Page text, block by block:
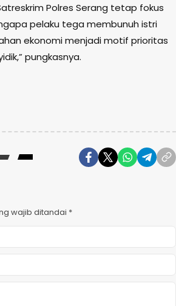
Polres Serang tetap fokus
pelaku tega membunuh istri
ekonomi menjadi motif prioritas
pungkasnya.
wajib ditandai *